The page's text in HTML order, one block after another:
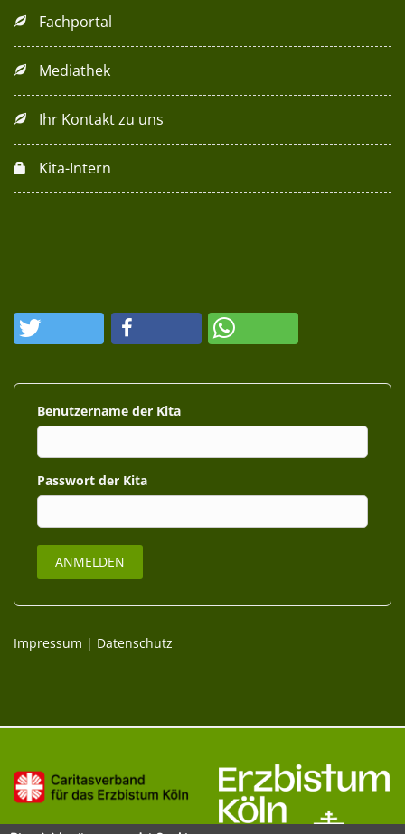
Fachportal
Mediathek
Ihr Kontakt zu uns
Kita-Intern
Benutzername
Passwort
Impressum | Datenschutz